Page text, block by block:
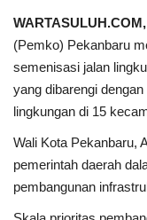
(Pemko) Pekanbaru
semenisasi jalan
yang dibarengi
lingkungan di 15
Wali Kota Pekanbaru,
pemerintah daerah
pembangunan